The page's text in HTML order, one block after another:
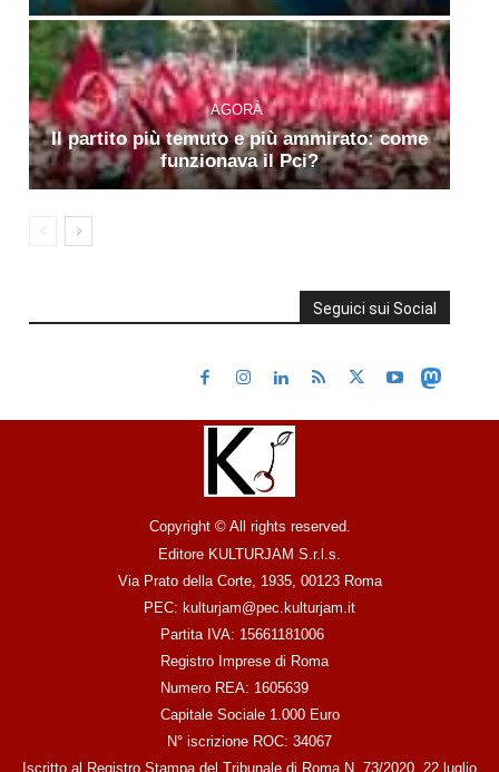
AGORÀ
Il partito più temuto e più ammirato: come
funzionava il Pci?
Seguici sui Social
Copyright © All rights reserved.
Editore KULTURJAM S.r.l.s.
Via Prato della Corte, 1935, 00123 Roma
PEC: kulturjam@pec.kulturjam.it
Partita IVA: 15661181006
Registro Imprese di Roma
Numero REA: 1605639
Capitale Sociale 1.000 Euro
N° iscrizione ROC: 34067
Iscritto al Registro Stampa del Tribunale di Roma N. 73/2020, 22 luglio